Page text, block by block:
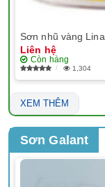
Sơn nhũ vàng Lina
Liên hệ
Còn hàng
1,304
XEM THÊM
Sơn Galant